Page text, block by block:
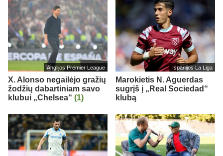
Anglijos Premier League
X. Alonso negailėjo gražių
žodžių dabartiniam savo
klubui „Chelsea“ (1)
Ispanijos La Liga
Marokietis N. Aguerdas
sugrįš į „Real Sociedad“
klubą